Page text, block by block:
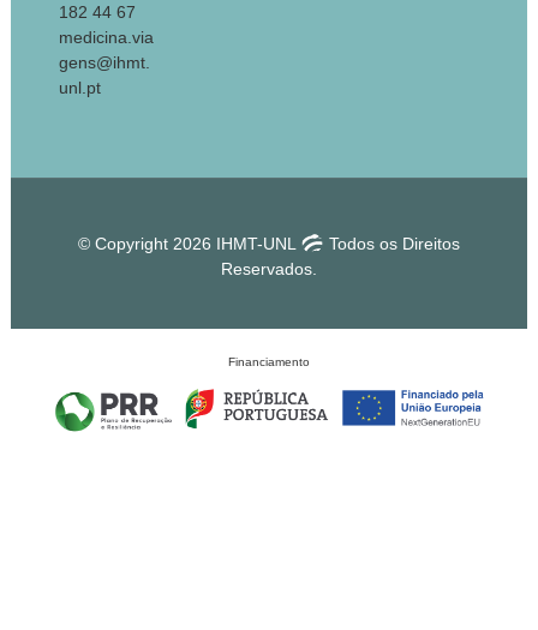
182 44 67
medicina.via
gens@ihmt.
unl.pt
© Copyright 2026 IHMT-UNL
Todos os Direitos
Reservados.
Financiamento